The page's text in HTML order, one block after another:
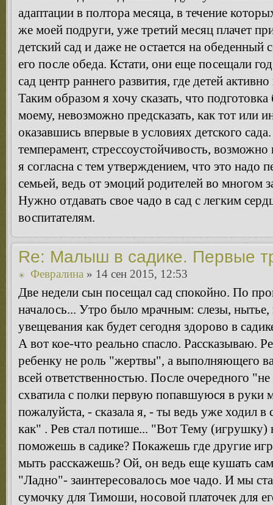
адаптации в полтора месяца, в течение
же моей подруги, уже третий месяц плачет
детский сад и даже не остается на
его после обеда. Кстати, они еще посещали
сад центр раннего развития, где детей
Таким образом я хочу сказать, что
моему, невозможно предсказать, как тот или
оказавшись впервые в условиях детского
темперамент, стрессоустойчивость,
я согласна с тем утверждением, что это надо
семьей, ведь от эмоций родителей во многом
Нужно отдавать свое чадо в сад с легким
воспитателям.
Re: Малыш в садике. Первые
Февралина » 14 сен 2015, 12:53
Две недели сын посещал сад спокойно. По
началось... Утро было мрачным: слезы,
увещевания как будет сегодня здорово в
А вот кое-что реально спасло. Рассказываю.
ребенку не роль "жертвы", а выполняющего
всей ответственностью. После очередного
схватила с полки первую попавшуюся в
пожалуйста, - сказала я, - ты ведь уже ходил в
как" . Рев стал потише... "Вот Тему (игрушку)
поможешь в садике? Покажешь где другие
мыть расскажешь? Ой, он ведь еще кушать
"Ладно"- заинтересовалось мое чадо. И мы
сумочку для Тимоши, носовой платочек для